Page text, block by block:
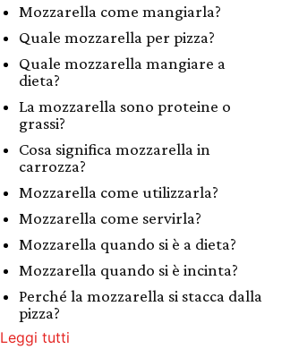
Mozzarella come mangiarla?
Quale mozzarella per pizza?
Quale mozzarella mangiare a
dieta?
La mozzarella sono proteine o
grassi?
Cosa significa mozzarella in
carrozza?
Mozzarella come utilizzarla?
Mozzarella come servirla?
Mozzarella quando si è a dieta?
Mozzarella quando si è incinta?
Perché la mozzarella si stacca dalla
pizza?
Leggi tutti